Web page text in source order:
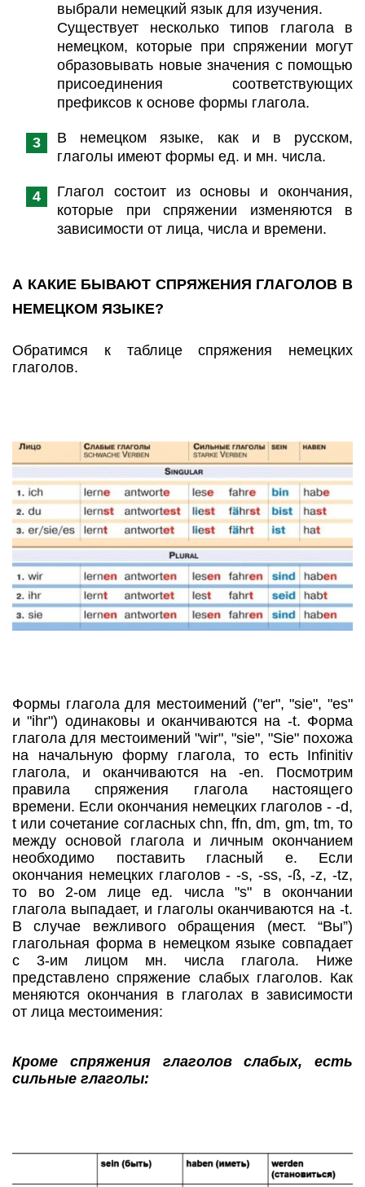
выбрали немецкий язык для изучения.
Существует несколько типов глагола в
немецком, которые при спряжении могут
образовывать новые значения с помощью
присоединения соответствующих
префиксов к основе формы глагола.
В немецком языке, как и в русском,
глаголы имеют формы ед. и мн. числа.
Глагол состоит из основы и окончания,
которые при спряжении изменяются в
зависимости от лица, числа и времени.
А КАКИЕ БЫВАЮТ СПРЯЖЕНИЯ ГЛАГОЛОВ В
НЕМЕЦКОМ ЯЗЫКЕ?
Обратимся к таблице спряжения немецких
глаголов.
Формы глагола для местоимений ("er", "sie", "es"
и "ihr") одинаковы и оканчиваются на -t. Форма
глагола для местоимений "wir", "sie", "Sie" похожа
на начальную форму глагола, то есть Infinitiv
глагола, и оканчиваются на -en. Посмотрим
правила спряжения глагола настоящего
времени. Если окончания немецких глаголов - -d,
t или сочетание согласных chn, ffn, dm, gm, tm, то
между основой глагола и личным окончанием
необходимо поставить гласный e. Если
окончания немецких глаголов - -s, -ss, -ß, -z, -tz,
то во 2-ом лице ед. числа "s" в окончании
глагола выпадает, и глаголы оканчиваются на -t.
В случае вежливого обращения (мест. “Вы”)
глагольная форма в немецком языке совпадает
с 3-им лицом мн. числа глагола. Ниже
представлено спряжение слабых глаголов. Как
меняются окончания в глаголах в зависимости
от лица местоимения:
Кроме спряжения глаголов слабых, есть
сильные глаголы: